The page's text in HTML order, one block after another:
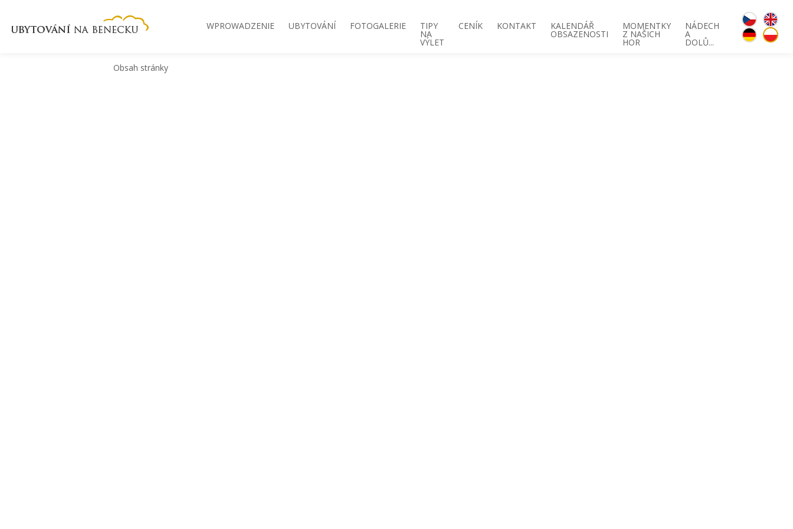
WPROWADZENIE UBYTOVÁNÍ FOTOGALERIE TIPY
NA
VÝLET
CENÍK KONTAKT KALENDÁŘ
OBSAZENOSTI
MOMENTKY
Z NAŠICH
HOR
NÁDECH
A
DOLŮ...
Obsah stránky